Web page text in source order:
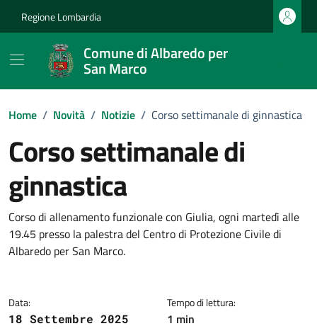
Regione Lombardia
Comune di Albaredo per
San Marco
Home / Novità / Notizie / Corso settimanale di ginnastica
Corso settimanale di
ginnastica
Dettagli della notizia
Corso di allenamento funzionale con Giulia, ogni martedì alle
19.45 presso la palestra del Centro di Protezione Civile di
Albaredo per San Marco.
Data:
18 Settembre 2025
Tempo di lettura:
1 min